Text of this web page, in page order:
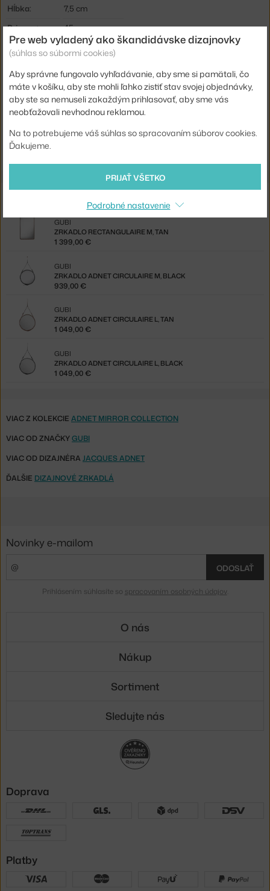
Hĺbka:
7,5 cm
Priemer:
45 cm
Farba:
hnedá
Kód produktu
GUB-10004037
EAN
5710920020778
Jste z Česka? Přejděte naZrcadlo Adnet Circulaire S, tan
Shopping from the EU? Switch to
Z rovnakej kolekcie
ZRKADLO RECTANGULAIRE M, TAN
GUBI
1 399,00 €
ZRKADLO ADNET CIRCULAIRE M, BLACK
GUBI
939,00 €
ZRKADLO ADNET CIRCULAIRE L, TAN
GUBI
1 049,00 €
ZRKADLO ADNET CIRCULAIRE L, BLACK
GUBI
1 049,00 €
VIAC Z KOLEKCIE ADNET MIRROR COLLECTION
VIAC OD ZNAČKYGUBI
VIAC OD DIZAJNÉRA JACQUES ADNET
ĎALŠIE DIZAJNOVÉ ZRKADLÁ
Pre web vyladený ako škandidávske dizajnovky
(súhlas so súbormi cookies)
Aby správne fungovalo vyhľadávanie, aby sme si pamätali, čo
máte v košíku, aby ste mohli ľahko zistiť stav svojej objednávky,
aby ste sa nemuseli zakaždým prihlasovať, aby sme vás
neobťažovali nevhodnou reklamou.
Na to potrebujeme váš súhlas so spracovaním súborov cookies.
Ďakujeme.
PRIJAŤ VŠETKO
Podrobné nastavenie
Novinky e-mailom
ODOSLAŤ
Prihlásením súhlasíte so spracovaním osobných údajov.
O nás
Nákup
Sortiment
Sledujte nás
Doprava
Platby